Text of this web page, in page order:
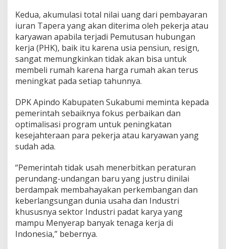
Kedua, akumulasi total nilai uang dari pembayaran
iuran Tapera yang akan diterima oleh pekerja atau
karyawan apabila terjadi Pemutusan hubungan
kerja (PHK), baik itu karena usia pensiun, resign,
sangat memungkinkan tidak akan bisa untuk
membeli rumah karena harga rumah akan terus
meningkat pada setiap tahunnya.
DPK Apindo Kabupaten Sukabumi meminta kepada
pemerintah sebaiknya fokus perbaikan dan
optimalisasi program untuk peningkatan
kesejahteraan para pekerja atau karyawan yang
sudah ada.
“Pemerintah tidak usah menerbitkan peraturan
perundang-undangan baru yang justru dinilai
berdampak membahayakan perkembangan dan
keberlangsungan dunia usaha dan Industri
khususnya sektor Industri padat karya yang
mampu Menyerap banyak tenaga kerja di
Indonesia,” bebernya.